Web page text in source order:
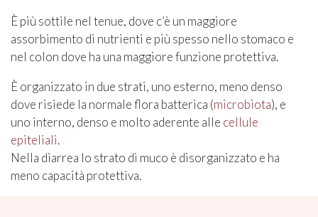
È più sottile nel tenue, dove c’è un maggiore
assorbimento di nutrienti e più spesso nello stomaco e
nel colon dove ha una maggiore funzione protettiva.
È organizzato in due strati, uno esterno, meno denso
dove risiede la normale flora batterica (microbiota), e
uno interno, denso e molto aderente alle cellule
epiteliali.
Nella diarrea lo strato di muco è disorganizzato e ha
meno capacità protettiva.